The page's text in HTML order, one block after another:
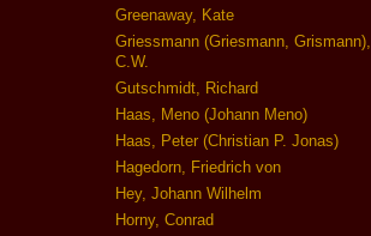
Greenaway, Kate
Griessmann (Griesmann, Grismann),
C.W.
Gutschmidt, Richard
Haas, Meno (Johann Meno)
Haas, Peter (Christian P. Jonas)
Hagedorn, Friedrich von
Hey, Johann Wilhelm
Horny, Conrad